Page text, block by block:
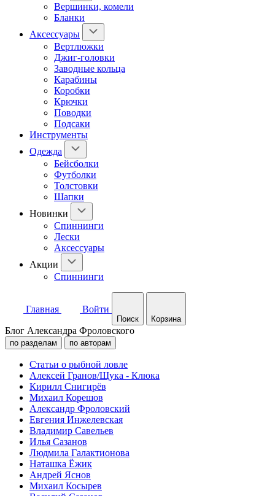
Вершинки, комели
Бланки
Аксессуары
Вертлюжки
Джиг-головки
Заводные кольца
Карабины
Коробки
Крючки
Поводки
Подсаки
Инструменты
Одежда
Бейсболки
Футболки
Толстовки
Шапки
Новинки
Спиннинги
Лески
Аксессуары
Акции
Спиннинги
Главная Войти
Поиск Корзина
Блог Александра Фроловского
по разделам по авторам
Статьи о рыбной ловле
Алексей Гранов/Щука - Клюка
Кирилл Снигирёв
Михаил Корешов
Александр Фроловский
Евгения Инжелевская
Владимир Савельев
Илья Сазанов
Людмила Галактионова
Наташка Ёжик
Андрей Яснов
Михаил Косырев